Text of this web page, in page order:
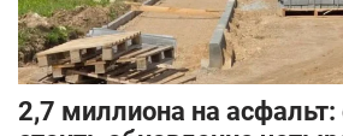
2,7 миллиона на асфальт: